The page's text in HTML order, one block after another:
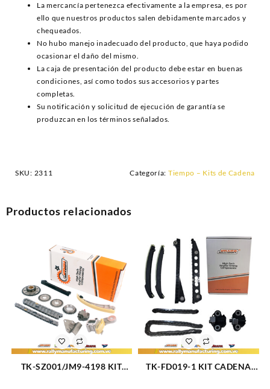
La mercancía pertenezca efectivamente a la empresa, es por
ello que nuestros productos salen debidamente marcados y
chequeados.
No hubo manejo inadecuado del producto, que haya podido
ocasionar el daño del mismo.
La caja de presentación del producto debe estar en buenas
condiciones, así como todos sus accesorios y partes
completas.
Su notificación y solicitud de ejecución de garantía se
produzcan en los términos señalados.
SKU: 2311 Categoría: Tiempo – Kits de Cadena
Productos relacionados
TK-SZ001/JM9-4198 KIT
TK-FD019-1 KIT CADENA